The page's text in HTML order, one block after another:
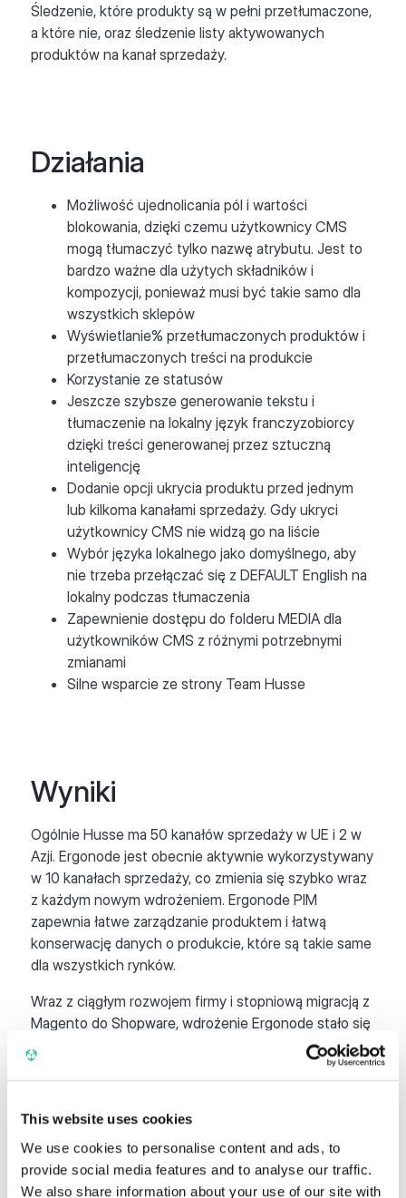
This website uses cookies
We use cookies to personalise content and ads, to
provide social media features and to analyse our traffic.
We also share information about your use of our site with
Śledzenie, które produkty są w pełni przetłumaczone,
a które nie, oraz śledzenie listy aktywowanych
produktów na kanał sprzedaży.
Działania
Możliwość ujednolicania pól i wartości
blokowania, dzięki czemu użytkownicy CMS
mogą tłumaczyć tylko nazwę atrybutu. Jest to
bardzo ważne dla użytych składników i
kompozycji, ponieważ musi być takie samo dla
wszystkich sklepów
Wyświetlanie% przetłumaczonych produktów i
przetłumaczonych treści na produkcie
Korzystanie ze statusów
Jeszcze szybsze generowanie tekstu i
tłumaczenie na lokalny język franczyzobiorcy
dzięki treści generowanej przez sztuczną
inteligencję
Dodanie opcji ukrycia produktu przed jednym
lub kilkoma kanałami sprzedaży. Gdy ukryci
użytkownicy CMS nie widzą go na liście
Wybór języka lokalnego jako domyślnego, aby
nie trzeba przełączać się z DEFAULT English na
lokalny podczas tłumaczenia
Zapewnienie dostępu do folderu MEDIA dla
użytkowników CMS z różnymi potrzebnymi
zmianami
Silne wsparcie ze strony Team Husse
Wyniki
Ogólnie Husse ma 50 kanałów sprzedaży w UE i 2 w
Azji. Ergonode jest obecnie aktywnie wykorzystywany
w 10 kanałach sprzedaży, co zmienia się szybko wraz
z każdym nowym wdrożeniem. Ergonode PIM
zapewnia łatwe zarządzanie produktem i łatwą
konserwację danych o produkcie, które są takie same
dla wszystkich rynków.
Wraz z ciągłym rozwojem firmy i stopniową migracją z
Magento do Shopware, wdrożenie Ergonode stało się
już nieodzownym PIM i sercem danych produktowych
Husse.